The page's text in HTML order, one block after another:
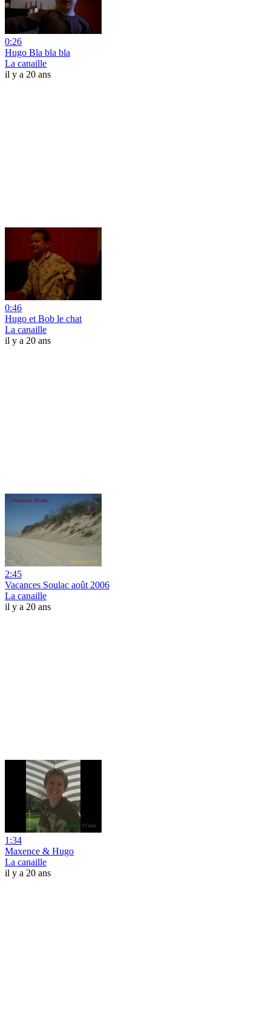
0:26
Hugo Bla bla bla
La canaille
il y a 20 ans
0:46
Hugo et Bob le chat
La canaille
il y a 20 ans
2:45
Vacances Soulac août 2006
La canaille
il y a 20 ans
1:34
Maxence & Hugo
La canaille
il y a 20 ans